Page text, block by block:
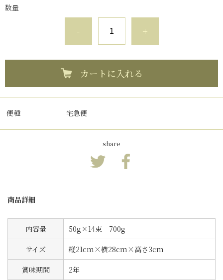
数量
- +
カートに入れる
便種 宅急便
share
商品詳細
内容量 50g×14束 700g
サイズ 縦21cm×横28cm×高さ3cm
賞味期間 2年